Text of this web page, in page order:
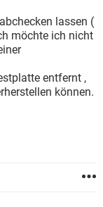
lassen (
möchte ich nicht
entfernt ,
können.